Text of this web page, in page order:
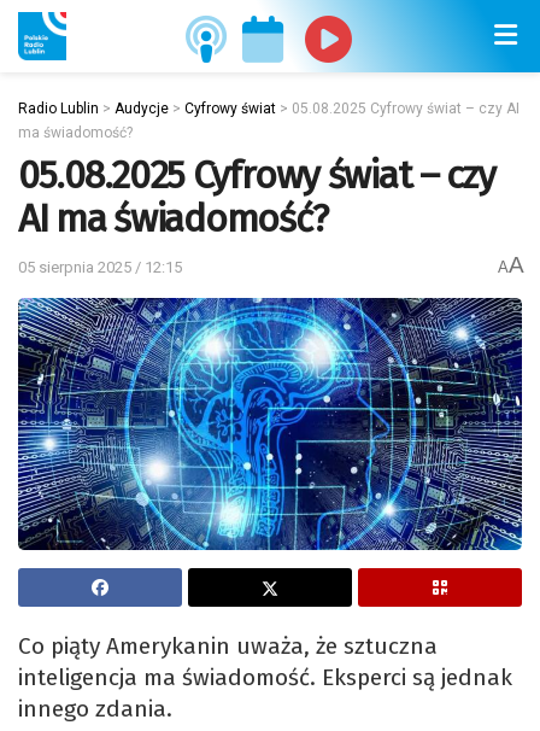
Radio Lublin > Audycje > Cyfrowy świat > 05.08.2025 Cyfrowy świat – czy AI
ma świadomość?
05.08.2025 Cyfrowy świat – czy
AI ma świadomość?
05 sierpnia 2025 / 12:15 AA
Co piąty Amerykanin uważa, że sztuczna
inteligencja ma świadomość. Eksperci są jednak
innego zdania.